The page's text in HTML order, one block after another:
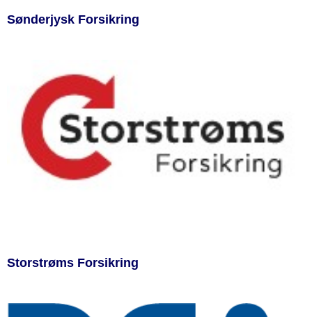
Sønderjysk Forsikring
Storstrøms Forsikring